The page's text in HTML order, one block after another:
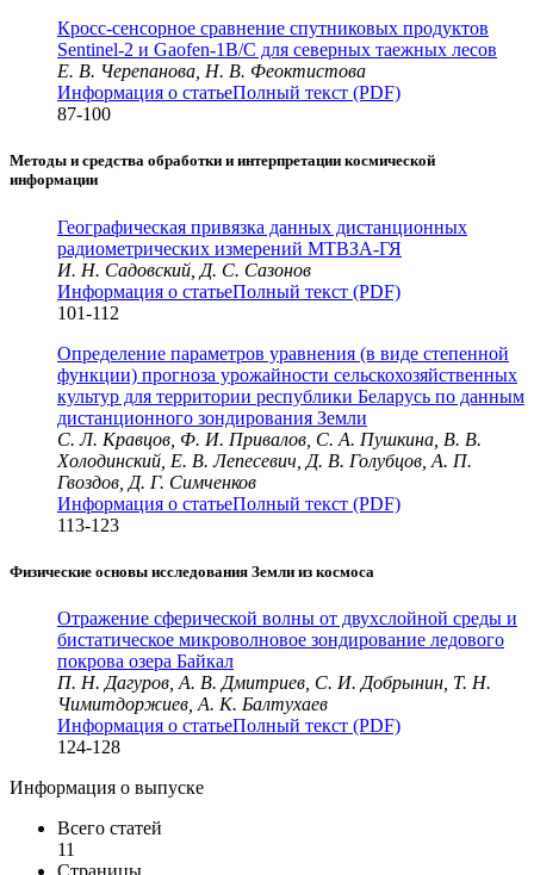
Кросс-сенсорное сравнение спутниковых продуктов
Sentinel-2 и Gaofen-1B/C для северных таежных лесов
Е. В. Черепанова, Н. В. Феоктистова
Информация о статьеПолный текст (PDF)
87-100
Методы и средства обработки и интерпретации космической
информации
Географическая привязка данных дистанционных
радиометрических измерений МТВЗА-ГЯ
И. Н. Садовский, Д. С. Сазонов
Информация о статьеПолный текст (PDF)
101-112
Определение параметров уравнения (в виде степенной
функции) прогноза урожайности сельскохозяйственных
культур для территории республики Беларусь по данным
дистанционного зондирования Земли
С. Л. Кравцов, Ф. И. Привалов, С. А. Пушкина, В. В.
Холодинский, Е. В. Лепесевич, Д. В. Голубцов, А. П.
Гвоздов, Д. Г. Симченков
Информация о статьеПолный текст (PDF)
113-123
Физические основы исследования Земли из космоса
Отражение сферической волны от двухслойной среды и
бистатическое микроволновое зондирование ледового
покрова озера Байкал
П. Н. Дагуров, А. В. Дмитриев, С. И. Добрынин, Т. Н.
Чимитдоржиев, А. К. Балтухаев
Информация о статьеПолный текст (PDF)
124-128
Информация о выпуске
Всего статей
11
Страницы